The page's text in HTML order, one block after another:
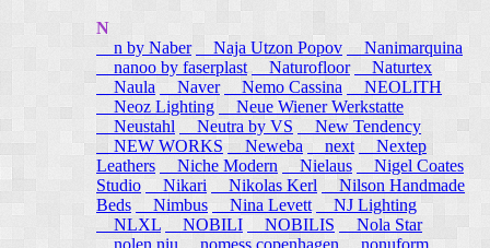
N
n by Naber
Naja Utzon Popov
Nanimarquina
nanoo by faserplast
Naturofloor
Naturtex
Naula
Naver Nemo Cassina
NEOLITH
Neoz Lighting
Neue Wiener Werkstatte
Neustahl
Neutra by VS
New Tendency
NEW WORKS
Neweba next
Nextep
Leathers
Niche Modern Nielaus
Nigel Coates
Studio
Nikari Nikolas Kerl
Nilson Handmade
Beds
Nimbus Nina Levett
NJ Lighting
NLXL
NOBILI NOBILIS
Nola Star